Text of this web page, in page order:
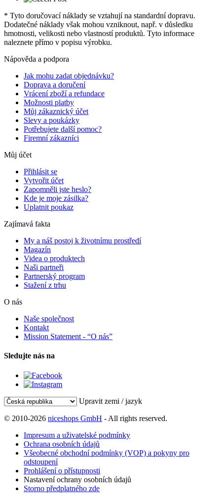
* Tyto doručovací náklady se vztahují na standardní dopravu.
Dodatečné náklady však mohou vzniknout, např. v důsledku
hmotnosti, velikosti nebo vlastností produktů. Tyto informace
naleznete přímo v popisu výrobku.
Nápověda a podpora
Jak mohu zadat objednávku?
Doprava a doručení
Vrácení zboží a refundace
Možnosti platby
Můj zákaznický účet
Slevy a poukázky
Potřebujete další pomoc?
Firemní zákazníci
Můj účet
Přihlásit se
Vytvořit účet
Zapomněli jste heslo?
Kde je moje zásilka?
Uplatnit poukaz
Zajímavá fakta
My a náš postoj k životnímu prostředí
Magazín
Videa o produktech
Naši partneři
Partnerský program
Stažení z trhu
O nás
Naše společnost
Kontakt
Mission Statement - “O nás”
Sledujte nás na
Upravit zemi / jazyk
© 2010-2026 niceshops GmbH - All rights reserved.
Impresum a uživatelské podmínky
Ochrana osobních údajů
Všeobecné obchodní podmínky (VOP) a pokyny pro
odstoupení
Prohlášení o přístupnosti
Nastavení ochrany osobních údajů
Storno předplatného zde